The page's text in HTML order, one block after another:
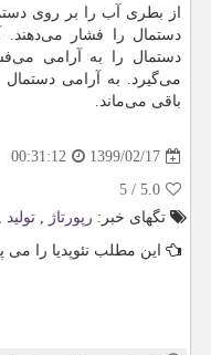
از بطری آب را بر روی
دستمال را فشار می‌دهند.
دستمال را به آرامی
می‌گیرد. به آرامی
باقی می‌ماند.
1399/02/17
00:31:12
5.0
/
5
تگهای خبر: رپورتاژ , تولید ,
این مطلب نئوپدیا را می